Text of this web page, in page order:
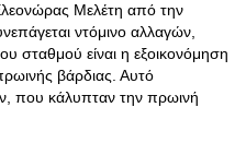
Μελέτη από την
ντόμινο αλλαγών,
σταθμού είναι η εξοικονόμηση
βάρδιας. Αυτό
που κάλυπταν την πρωινή